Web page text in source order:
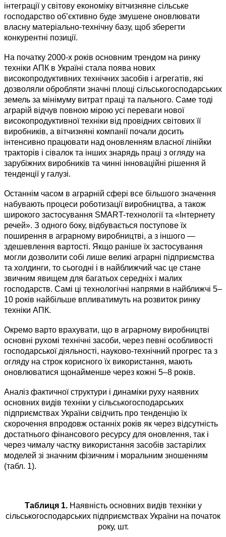
інтеграції у світову економіку вітчизняне сільське
господарство об’єктивно буде змушене оновлювати
власну матеріально-технічну базу, щоб зберегти
конкурентні позиції.
На початку 2000-х років основним трендом на ринку
техніки АПК в Україні стала поява нових
високопродуктивних технічних засобів і агрегатів, які
дозволяли обробляти значні площі сільськогосподарських
земель за мінімуму витрат праці та пального. Саме тоді
аграрій відчув повною мірою усі переваги нової
високопродуктивної техніки від провідних світових її
виробників, а вітчизняні компанії почали досить
інтенсивно працювати над оновленням власної лінійки
тракторів і сівалок та інших знарядь праці з огляду на
зарубіжних виробників та чинні інноваційні рішення й
тенденції у галузі.
Останнім часом в аграрній сфері все більшого значення
набувають процеси роботизації виробництва, а також
широкого застосування SMART-технології та «Інтернету
речей». З одного боку, відбувається поступове їх
поширення в аграрному виробництві, а з іншого —
здешевлення вартості. Якщо раніше їх застосування
могли дозволити собі лише великі аграрні підприємства
та холдинги, то сьогодні і в найближчий час це стане
звичним явищем для багатьох середніх і малих
господарств. Самі ці технологічні напрями в найближчі 5–
10 років найбільше впливатимуть на розвиток ринку
техніки АПК.
Окремо варто врахувати, що в аграрному виробництві
основні рухомі технічні засоби, через певні особливості
господарської діяльності, науково-технічний прогрес та з
огляду на строк корисного їх використання, мають
оновлюватися щонайменше через кожні 5–8 років.
Аналіз фактичної структури і динаміки руху наявних
основних видів техніки у сільськогосподарських
підприємствах України свідчить про тенденцію їх
скорочення впродовж останніх років як через відсутність
достатнього фінансового ресурсу для оновлення, так і
через чималу частку використання засобів застарілих
моделей зі значним фізичним і моральним зношенням
(табл. 1).
Таблиця 1.Наявність основних видів техніки у
сільськогосподарських підприємствах України на початок
року, шт.